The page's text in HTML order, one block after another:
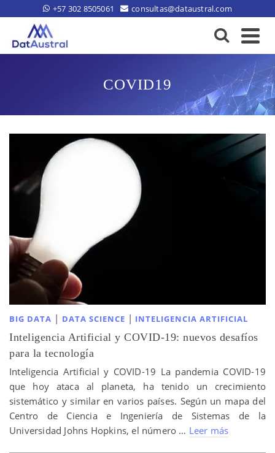
+57 302 8505061 consultas@dataustral.com
COVID19
BIG DATA | DATA SCIENCE | INTELIGENCIA ARTIFICIAL
Inteligencia Artificial y COVID-19: nuevos desafíos
para la tecnología
Inteligencia Artificial y COVID-19 La pandemia COVID-19
que hoy ataca al planeta, ha tenido un crecimiento
sistemático y similar en varios países. Según un mapa del
Centro de Ciencia e Ingeniería de Sistemas de la
Universidad Johns Hopkins, el número … Leer más